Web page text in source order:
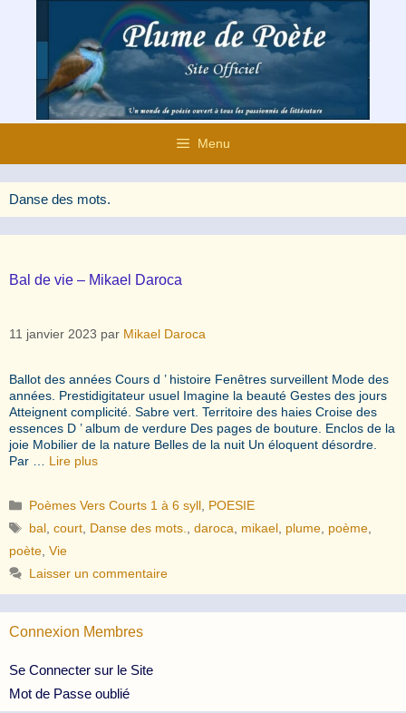
contenu
Menu
Danse des mots.
Bal de vie – Mikael Daroca
11 janvier 2023 par Mikael Daroca
Ballot des années Cours d ’ histoire Fenêtres surveillent Mode des
années. Prestidigitateur usuel Imagine la beauté Gestes des jours
Atteignent complicité. Sabre vert. Territoire des haies Croise des
essences D ’ album de verdure Des pages de bouture. Enclos de la
joie Mobilier de la nature Belles de la nuit Un éloquent désordre.
Par … Lire plus
Catégories
Poèmes Vers Courts 1 à 6 syll POESIE
Étiquettes
bal ,court Danse des mots. ,daroca mikael plume poème
poète Vie
Laisser un commentaire
Connexion Membres
Se Connecter sur le Site
Mot de Passe oublié